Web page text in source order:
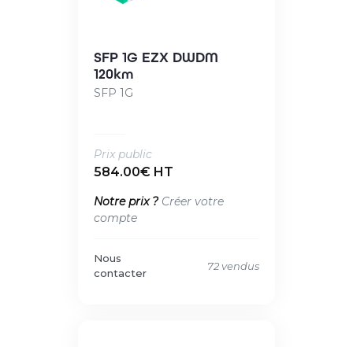
SFP 1G EZX DWDM
120km
SFP 1G
Prix public
584.00€ HT
Notre prix ? Créer votre
compte
Nous
contacter
72 vendus